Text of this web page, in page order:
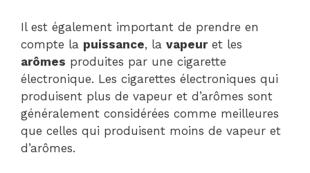
Il est également important de prendre en
compte la puissance, la vapeuret les
arômes produites par une cigarette
électronique. Les cigarettes électroniques qui
produisent plus de vapeur et d’arômes sont
généralement considérées comme meilleures
que celles qui produisent moins de vapeur et
d’arômes.